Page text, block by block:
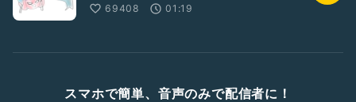
69408
01:19
スマホで簡単、音声のみで配信者に！